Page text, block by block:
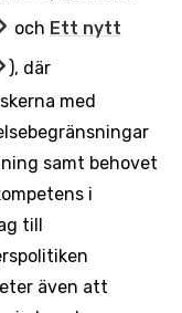
och Ett nytt
), där
med
samt behovet
i
till
även att